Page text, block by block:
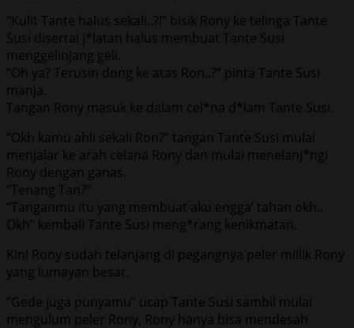
“Kulit Tante halus sekali..?!” bisik Rony ke telinga Tante
Susi disertai j*latan halus membuat Tante Susi
menggelinjang geli.
“Oh ya? Terusin dong ke atas Ron..?” pinta Tante Susi
manja.
Tangan Rony masuk ke dalam cel*na d*lam Tante Susi.
“Okh kamu ahli sekali Ron?” tangan Tante Susi mulai
menjalar ke arah celana Rony dan mulai menelanj*ngi
Rony dengan ganas.
“Tenang Tan?”
“Tanganmu itu yang membuat aku engga’ tahan okh..
Okh” kembali Tante Susi meng*rang kenikmatan.
Kini Rony sudah telanjang di pegangnya peler millik Rony
yang lumayan besar.
“Gede juga punyamu” ucap Tante Susi sambil mulai
mengulum peler Rony, Rony hanya bisa mendesah